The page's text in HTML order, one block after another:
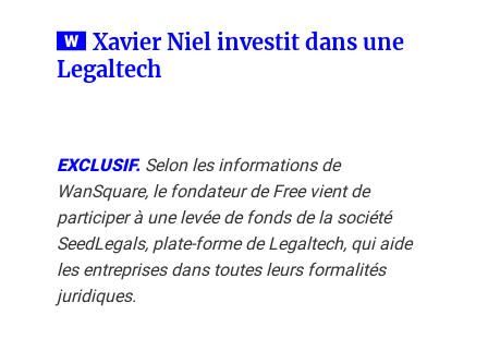
Xavier Niel investit dans une
Legaltech
EXCLUSIF. Selon les informations de
WanSquare, le fondateur de Free vient de
participer à une levée de fonds de la société
SeedLegals, plate-forme de Legaltech, qui aide
les entreprises dans toutes leurs formalités
juridiques.